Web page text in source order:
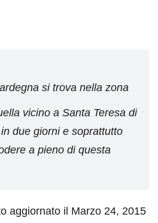
si trova nella zona
vicino a Santa Teresa di
due giorni e soprattutto
a pieno di questa
aggiornato il Marzo 24, 2015